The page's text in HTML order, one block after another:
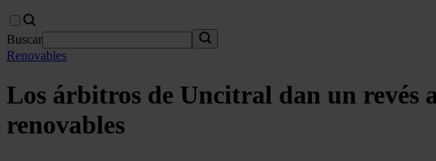
Buscar
Renovables
Los árbitros de Uncitral dan un revés
renovables